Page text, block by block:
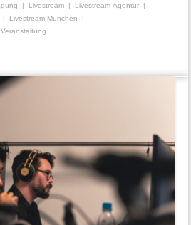
Livestream
Livestream Agentur
Livestream München
Veranstaltung